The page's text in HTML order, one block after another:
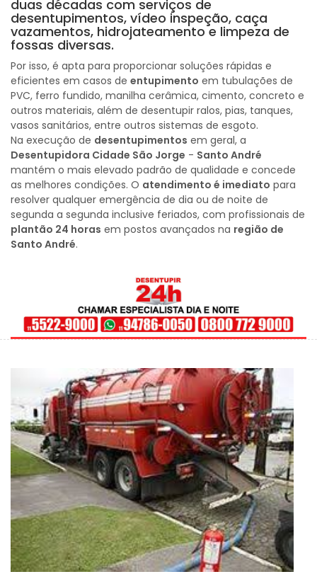
duas décadas com serviços de
desentupimentos, vídeo inspeção, caça
vazamentos, hidrojateamento e limpeza de
fossas diversas.
Por isso, é apta para proporcionar soluções rápidas e
eficientes em casos de entupimento em tubulações de
PVC, ferro fundido, manilha cerâmica, cimento, concreto e
outros materiais, além de desentupir ralos, pias, tanques,
vasos sanitários, entre outros sistemas de esgoto.
Na execução de desentupimentos em geral, a
Desentupidora Cidade São Jorge - Santo André
mantém o mais elevado padrão de qualidade e concede
as melhores condições. O atendimento é imediato para
resolver qualquer emergência de dia ou de noite de
segunda a segunda inclusive feriados, com profissionais de
plantão 24 horas em postos avançados na região de
Santo André.